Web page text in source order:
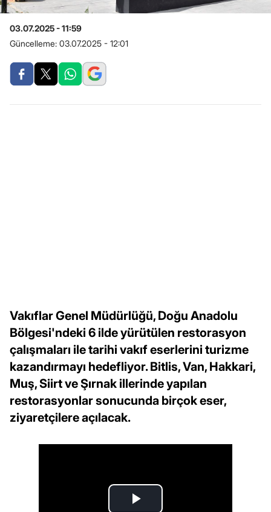
03.07.2025 - 11:59
Güncelleme: 03.07.2025 - 12:01
Vakıflar Genel Müdürlüğü, Doğu Anadolu
Bölgesi'ndeki 6 ilde yürütülen restorasyon
çalışmaları ile tarihi vakıf eserlerini turizme
kazandırmayı hedefliyor. Bitlis, Van, Hakkari,
Muş, Siirt ve Şırnak illerinde yapılan
restorasyonlar sonucunda birçok eser,
ziyaretçilere açılacak.